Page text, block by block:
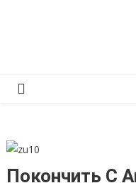
Покончить С